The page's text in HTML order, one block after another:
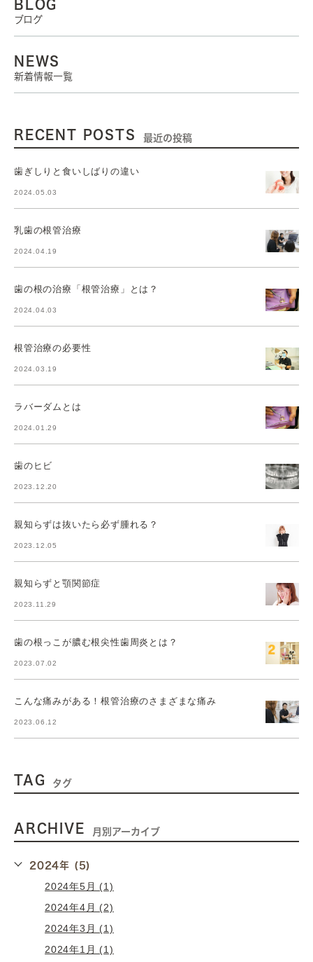
BLOG
ブログ
NEWS
新着情報一覧
RECENT POSTS 最近の投稿
歯ぎしりと食いしばりの違い
2024.05.03
乳歯の根管治療
2024.04.19
歯の根の治療「根管治療」とは？
2024.04.03
根管治療の必要性
2024.03.19
ラバーダムとは
2024.01.29
歯のヒビ
2023.12.20
親知らずは抜いたら必ず腫れる？
2023.12.05
親知らずと顎関節症
2023.11.29
歯の根っこが膿む根尖性歯周炎とは？
2023.07.02
こんな痛みがある！根管治療のさまざまな痛み
2023.06.12
TAG タグ
ARCHIVE 月別アーカイブ
2024年 (5)
2024年5月 (1)
2024年4月 (2)
2024年3月 (1)
2024年1月 (1)